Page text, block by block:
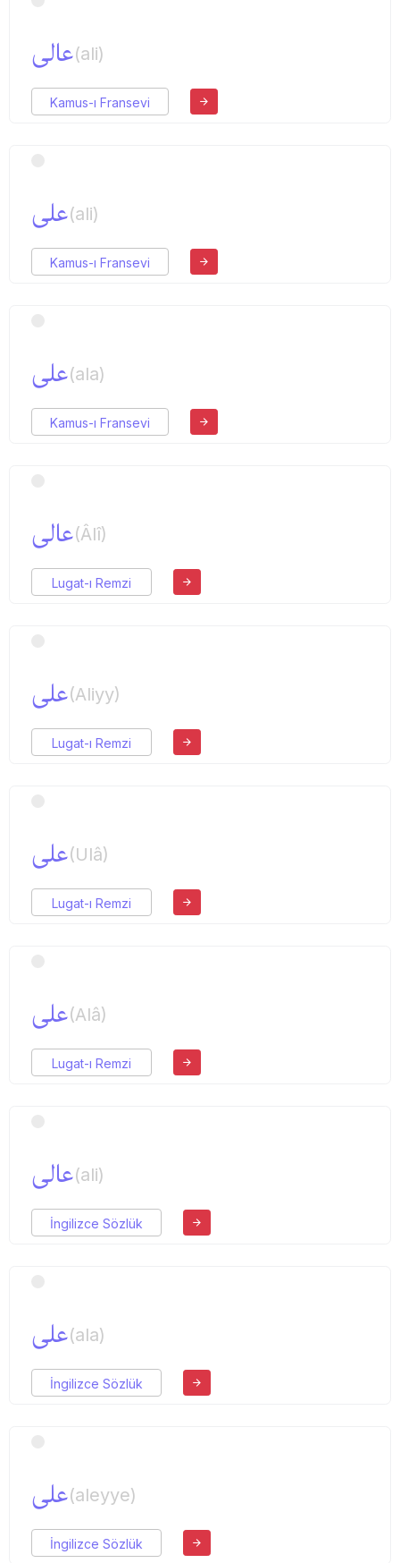
عالی(ali)
Kamus-ı Fransevi
علی(ali)
Kamus-ı Fransevi
علی(ala)
Kamus-ı Fransevi
عالی(Âlî)
Lugat-ı Remzi
علی(Aliyy)
Lugat-ı Remzi
علی(Ulâ)
Lugat-ı Remzi
علی(Alâ)
Lugat-ı Remzi
عالی(ali)
İngilizce Sözlük
علی(ala)
İngilizce Sözlük
علی(aleyye)
İngilizce Sözlük